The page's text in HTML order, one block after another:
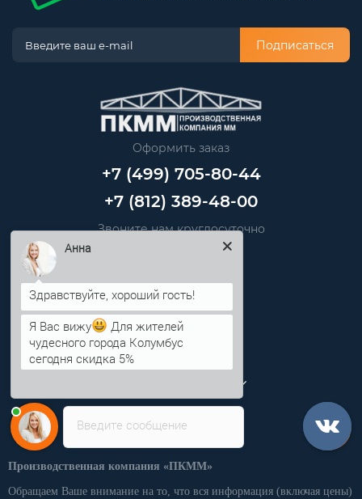
Подписаться
Оформить заказ
+7 (499) 705-80-44
+7 (812) 389-48-00
Звоните нам круглосуточно
info@pkmm.ru
Информация
Категории
Производственная компания «ПКММ»
Обращаем Ваше внимание на то, что вся информация (включая цены)
Введите сообщение
Здравствуйте, хороший гость!
Я Вас вижу
Для жителей
чудесного города Колумбус
сегодня скидка 5%